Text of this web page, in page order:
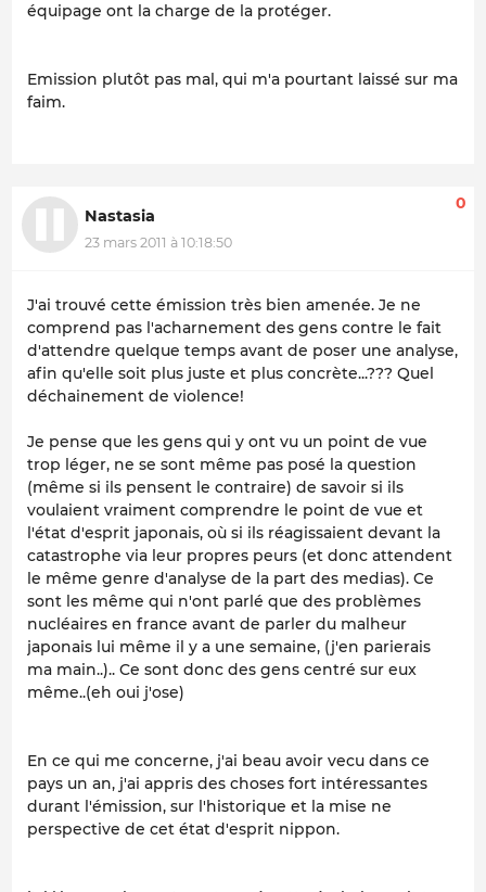
équipage ont la charge de la protéger.
Emission plutôt pas mal, qui m'a pourtant laissé sur ma
faim.
Nastasia
23 mars 2011 à 10:18:50
0
J'ai trouvé cette émission très bien amenée. Je ne
comprend pas l'acharnement des gens contre le fait
d'attendre quelque temps avant de poser une analyse,
afin qu'elle soit plus juste et plus concrète...??? Quel
déchainement de violence!
Je pense que les gens qui y ont vu un point de vue
trop léger, ne se sont même pas posé la question
(même si ils pensent le contraire) de savoir si ils
voulaient vraiment comprendre le point de vue et
l'état d'esprit japonais, où si ils réagissaient devant la
catastrophe via leur propres peurs (et donc attendent
le même genre d'analyse de la part des medias). Ce
sont les même qui n'ont parlé que des problèmes
nucléaires en france avant de parler du malheur
japonais lui même il y a une semaine, (j'en parierais
ma main..).. Ce sont donc des gens centré sur eux
même..(eh oui j'ose)
En ce qui me concerne, j'ai beau avoir vecu dans ce
pays un an, j'ai appris des choses fort intéressantes
durant l'émission, sur l'historique et la mise ne
perspective de cet état d'esprit nippon.